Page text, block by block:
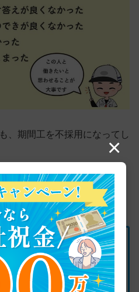
、期間工を不採用になってし
くないと感じるポイントは4
感じるポイント4つ
け答えが良くなかった
のできが良くなかった
×